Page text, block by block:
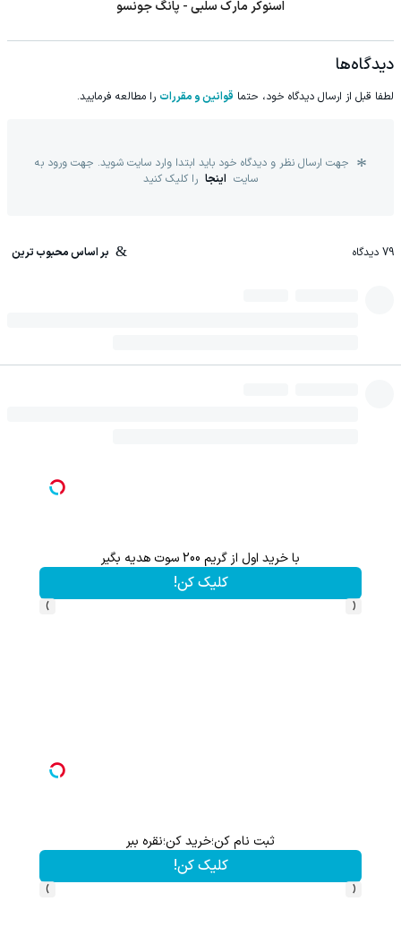
اسنوکر مارک سلبی - پانگ جونسو
دیدگاه‌ها
لطفا قبل از ارسال دیدگاه خود، حتما قوانین و مقررات را مطالعه فرمایید.
جهت ارسال نظر و دیدگاه خود باید ابتدا وارد سایت شوید. جهت ورود به
سایت اینجا را کلیک کنید
79 دیدگاه بر اساس محبوب ترین
با خرید اول از گریم 200 سوت هدیه بگیر
کلیک کن!
‹
›
ثبت نام کن؛خرید کن؛نقره ببر
کلیک کن!
‹
›